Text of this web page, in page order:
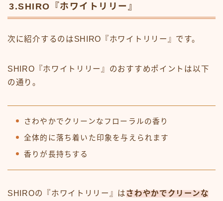
3.SHIRO『ホワイトリリー』
次に紹介するのはSHIRO『ホワイトリリー』です。
SHIRO『ホワイトリリー』のおすすめポイントは以下
の通り。
さわやかでクリーンなフローラルの香り
全体的に落ち着いた印象を与えられます
香りが長持ちする
SHIROの『ホワイトリリー』は さわやかでクリーンな